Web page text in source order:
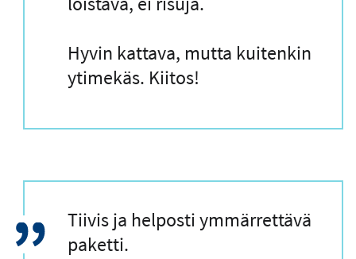
Hyvin kattava, mutta kuitenkin
ytimekäs. Kiitos!
L
a
Tiivis ja helposti ymmärrettävä
paketti.